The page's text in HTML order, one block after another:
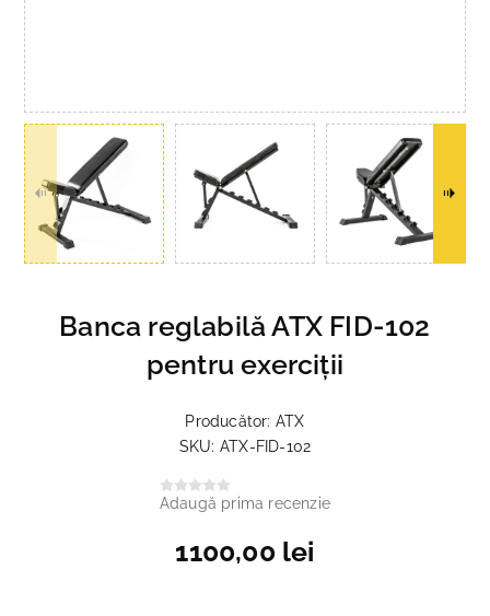
Banca reglabilă ATX FID-102
pentru exerciții
Producător: ATX
SKU: ATX-FID-102
Adaugă prima recenzie
1100,00 lei